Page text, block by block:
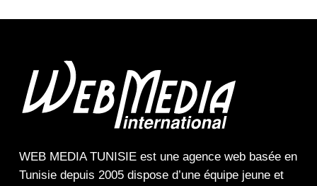
WEB MEDIA TUNISIEest une agence webbasée en
Tunisie depuis 2005 dispose d’une équipe jeune et